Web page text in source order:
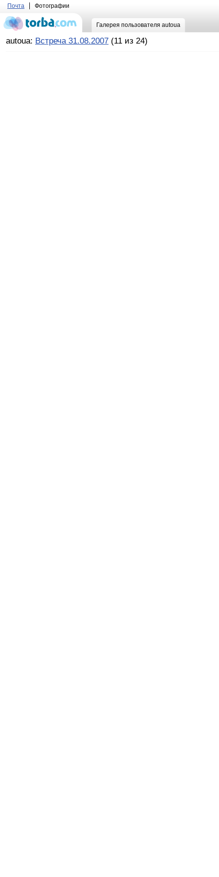
Почта Фотографии
Галерея пользователя autoua
autoua: Встреча 31.08.2007 (11 из 24)